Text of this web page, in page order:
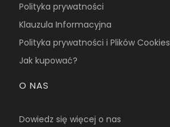
Polityka prywatności
Klauzula Informacyjna
Polityka prywatności i Plików Cookies
Jak kupować?
O NAS
Dowiedz się więcej o nas